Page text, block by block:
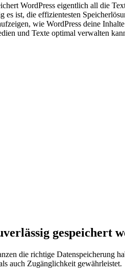
⁢WordPress‍ eigentlich all die
ist, die effizientesten
wie⁤ WordPress deine
und Texte optimal verwalten
gespeichert
‍die​ richtige Datenspeicherung
⁤auch Zugänglichkeit ⁢gewährleistet.